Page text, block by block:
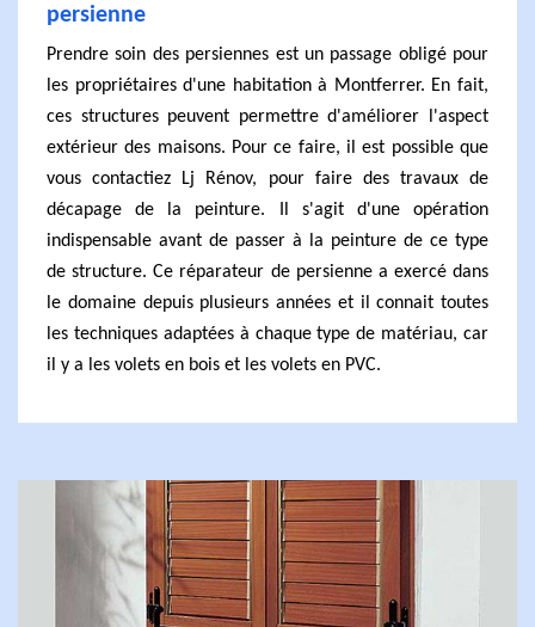
persienne
Prendre soin des persiennes est un passage obligé pour
les propriétaires d'une habitation à Montferrer. En fait,
ces structures peuvent permettre d'améliorer l'aspect
extérieur des maisons. Pour ce faire, il est possible que
vous contactiez Lj Rénov, pour faire des travaux de
décapage de la peinture. Il s'agit d'une opération
indispensable avant de passer à la peinture de ce type
de structure. Ce réparateur de persienne a exercé dans
le domaine depuis plusieurs années et il connait toutes
les techniques adaptées à chaque type de matériau, car
il y a les volets en bois et les volets en PVC.